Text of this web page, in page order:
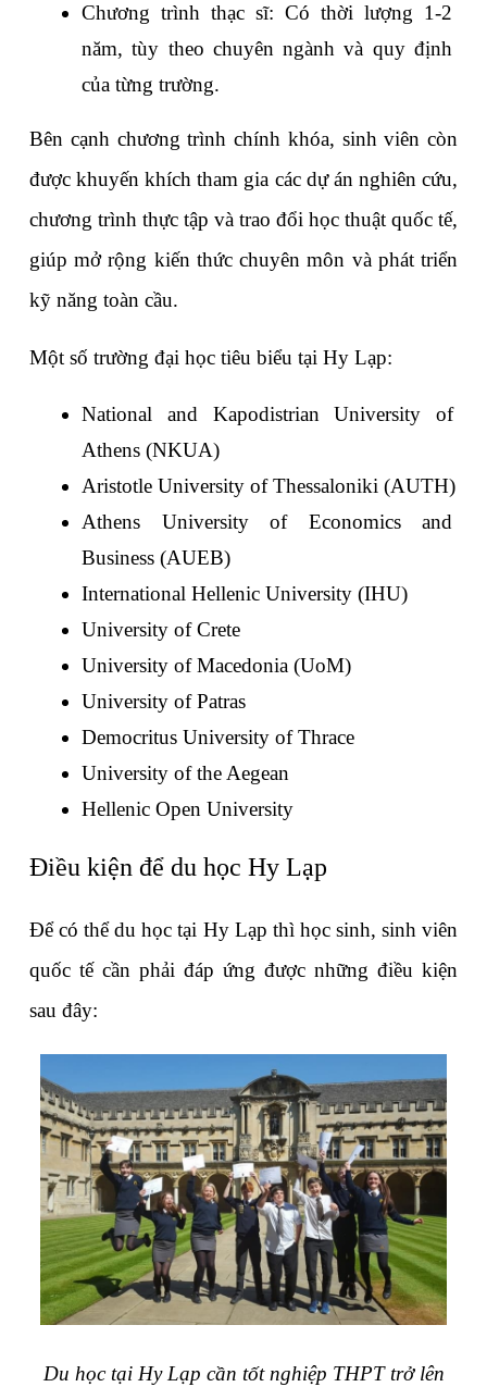
Chương trình thạc sĩ: Có thời lượng 1-2
năm, tùy theo chuyên ngành và quy định
của từng trường.
Bên cạnh chương trình chính khóa, sinh viên còn
được khuyến khích tham gia các dự án nghiên cứu,
chương trình thực tập và trao đổi học thuật quốc tế,
giúp mở rộng kiến thức chuyên môn và phát triển
kỹ năng toàn cầu.
Một số trường đại học tiêu biểu tại Hy Lạp:
National and Kapodistrian University of
Athens (NKUA)
Aristotle University of Thessaloniki (AUTH)
Athens University of Economics and
Business (AUEB)
International Hellenic University (IHU)
University of Crete
University of Macedonia (UoM)
University of Patras
Democritus University of Thrace
University of the Aegean
Hellenic Open University
Điều kiện để du học Hy Lạp
Để có thể du học tại Hy Lạp thì học sinh, sinh viên
quốc tế cần phải đáp ứng được những điều kiện
sau đây:
Du học tại Hy Lạp cần tốt nghiệp THPT trở lên